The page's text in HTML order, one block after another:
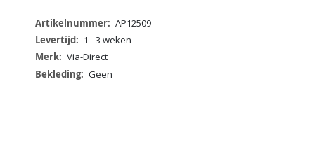
Meer
informatie
AP12509
1 - 3 weken
Via-Direct
Geen